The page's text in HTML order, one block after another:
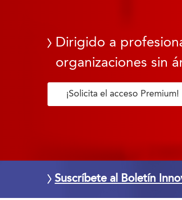
Dirigido a
organizaciones sin
¡Solicita el acceso Premium!
Suscríbete al Boletín